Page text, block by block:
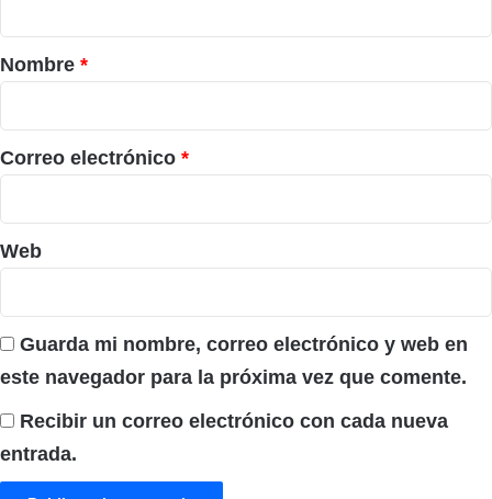
r
i
o
*
Nombre *
Correo electrónico *
Web
Guarda mi nombre, correo electrónico y web en
este navegador para la próxima vez que comente.
Recibir un correo electrónico con cada nueva
entrada.